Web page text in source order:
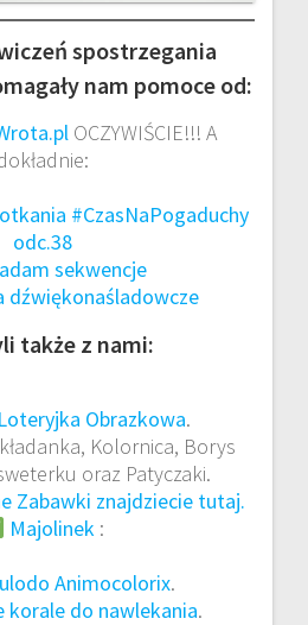
spostrzegania
nam pomoce od:
OCZYWIŚCIE!!! A
#CzasNaPogaduchy
odc.38
sekwencje
dźwiękonaśladowcze
także z nami:
Loteryjka Obrazkowa.
Kolornica, Borys
oraz Patyczaki.
Zabawki znajdziecie tutaj.
Majolinek :
Animocolorix.
korale do nawlekania.